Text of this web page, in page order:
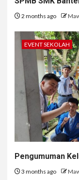
2 months ago
EVENT SEKOLAH
Pengumuman
3 months ago